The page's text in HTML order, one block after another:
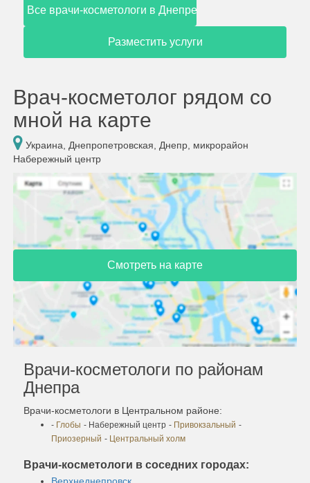
Все врачи-косметологи в Днепре
Разместить услуги
Врач-косметолог рядом со
мной на карте
Украина, Днепропетровская, Днепр, микрорайон
Набережный центр
Смотреть на карте
Врачи-косметологи по районам
Днепра
Врачи-косметологи в Центральном районе:
- Глобы - Набережный центр - Привокзальный -
Приозерный - Центральный холм
Врачи-косметологи в соседних городах:
Верхнеднепровск